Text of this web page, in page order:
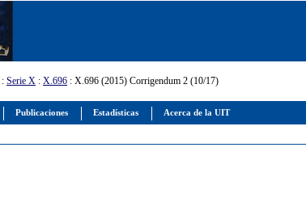
Publicaciones Estadísticas Acerca de la UIT
: Serie X : X.696 : X.696 (2015) Corrigendum 2 (10/17)